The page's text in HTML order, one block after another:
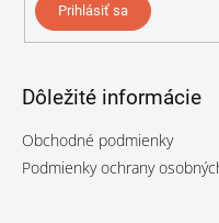
Prihlásiť sa
Dôležité informácie
Obchodné podmienky
Podmienky ochrany